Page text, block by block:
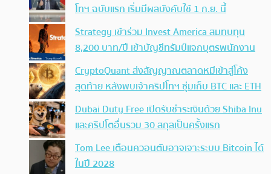
โทฯ ฉบับแรก เริ่มมีผลบังคับใช้ 1 ก.ย. นี้
Strategy เข้าร่วม Invest America สมทบทุน
8,200 บาท/ปี เข้าบัญชีทรัมป์แจกบุตรพนักงาน
CryptoQuant ส่งสัญญาณตลาดหมีเข้าสู่โค้ง
สุดท้าย หลังพบเจ้าคริปโทฯ ซุ่มเก็บ BTC และ ETH
Dubai Duty Free เปิดรับชำระเงินด้วย Shiba Inu
และคริปโตอื่นรวม 30 สกุลเป็นครั้งแรก
Tom Lee เตือนควอนตัมอาจเจาะระบบ Bitcoin ได้
ในปี 2028